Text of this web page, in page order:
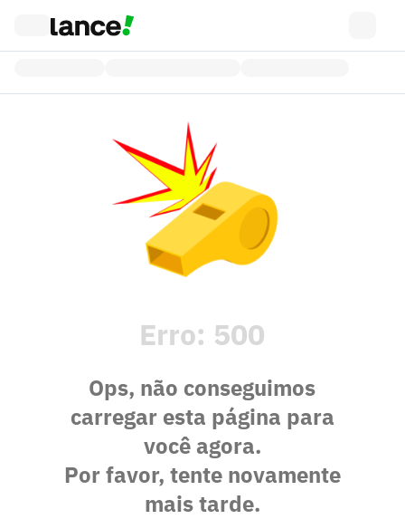
Erro: 500
Ops, não conseguimos
carregar esta página para
você agora.
Por favor, tente novamente
mais tarde.